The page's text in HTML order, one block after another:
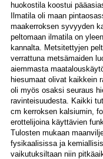
huokostila koostui
Ilmatila oli maan
maakerroksen syvyyden
peltomaan ilmatila on
kannalta. Metsitettyjen
verrattuna metsämaiden
aiemmasta
hiesumaat olivat kaikkein
oli myös osaksi seuraus
ravinteisuudesta. Kaikki
cm kerroksen kalsiumin,
erottelijoina käyttävien
Tulosten mukaan
fysikaalisissa ja
vaikutuksiltaan niin